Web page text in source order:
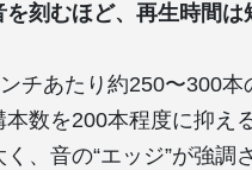
を刻むほど、再生時間は
チあたり約250〜300
数を200本程度に抑え
、音の“エッジ”が強調